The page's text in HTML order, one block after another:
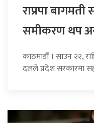
राप्रपा
समीकरण थप
काठमाडौँ । साउन २२,
दलले प्रदेश सरकारमा